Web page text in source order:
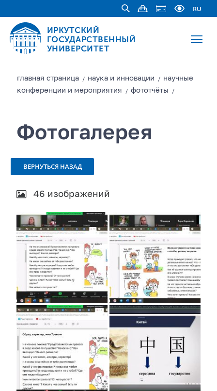
RU
ИРКУТСКИЙ
ГОСУДАРСТВЕННЫЙ
УНИВЕРСИТЕТ
главная страницa / наука и инновации /
научные
конференции и мероприятия
/ фототчёты /
Фотогалерея
ВЕРНУТЬСЯ НАЗАД
46 изображений